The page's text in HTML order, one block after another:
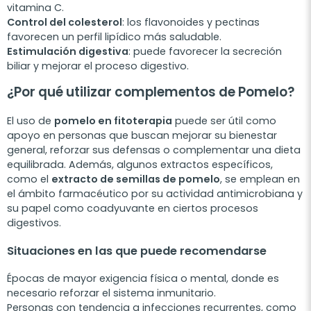
vitamina C.
Control del colesterol: los flavonoides y pectinas
favorecen un perfil lipídico más saludable.
Estimulación digestiva: puede favorecer la secreción
biliar y mejorar el proceso digestivo.
¿Por qué utilizar complementos de Pomelo?
El uso de pomelo en fitoterapia puede ser útil como
apoyo en personas que buscan mejorar su bienestar
general, reforzar sus defensas o complementar una dieta
equilibrada. Además, algunos extractos específicos,
como el extracto de semillas de pomelo, se emplean en
el ámbito farmacéutico por su actividad antimicrobiana y
su papel como coadyuvante en ciertos procesos
digestivos.
Situaciones en las que puede recomendarse
Épocas de mayor exigencia física o mental, donde es
necesario reforzar el sistema inmunitario.
Personas con tendencia a infecciones recurrentes, como